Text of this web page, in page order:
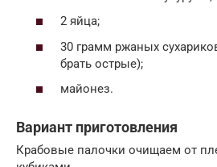
2 яйца;
30 грамм ржаных
брать острые);
майонез.
Вариант приготовления
Крабовые палочки очищаем от